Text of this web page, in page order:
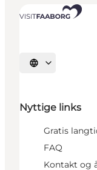
Vælg sprog
Nyttige links
Gratis
FAQ
Kontakt og